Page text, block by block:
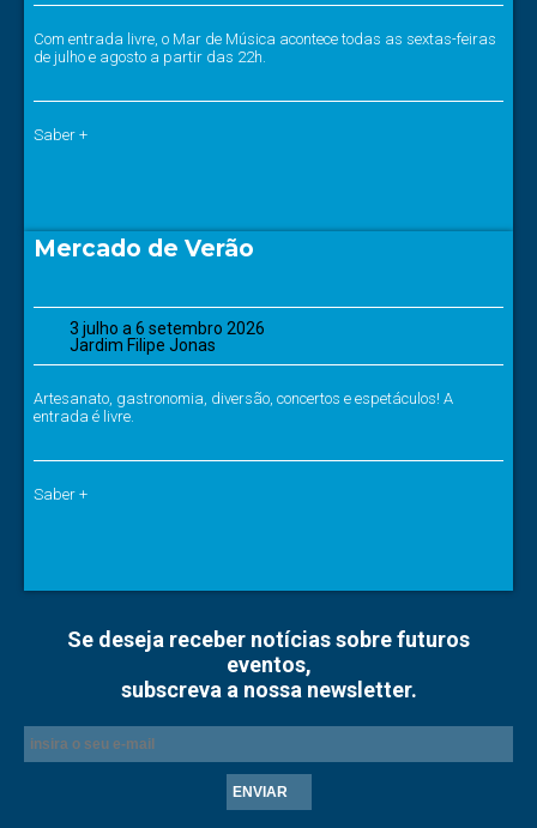
Com entrada livre, o Mar de Música acontece todas as sextas-feiras
de julho e agosto a partir das 22h.
Saber +
Mercado de Verão
3 julho a 6 setembro 2026
Jardim Filipe Jonas
Artesanato, gastronomia, diversão, concertos e espetáculos! A
entrada é livre.
Saber +
Se deseja receber notícias sobre futuros
eventos,
subscreva a nossa newsletter.
ENVIAR